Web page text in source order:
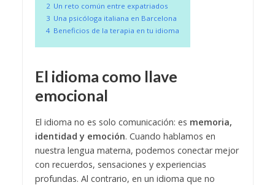
2 Un reto común entre expatriados
3 Una psicóloga italiana en Barcelona
4 Beneficios de la terapia en tu idioma
El idioma como llave
emocional
El idioma no es solo comunicación: es memoria,
identidad y emoción. Cuando hablamos en
nuestra lengua materna, podemos conectar mejor
con recuerdos, sensaciones y experiencias
profundas. Al contrario, en un idioma que no